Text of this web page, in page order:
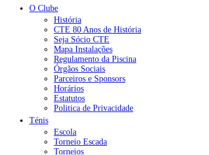
O Clube
História
CTE 80 Anos de História
Seja Sócio CTE
Mapa Instalações
Regulamento da Piscina
Órgãos Sociais
Parceiros e Sponsors
Horários
Estatutos
Politica de Privacidade
Ténis
Escola
Torneio Escada
Torneios